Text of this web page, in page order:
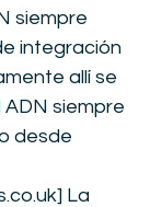
siempre
integración
allí se
siempre
desde
] La